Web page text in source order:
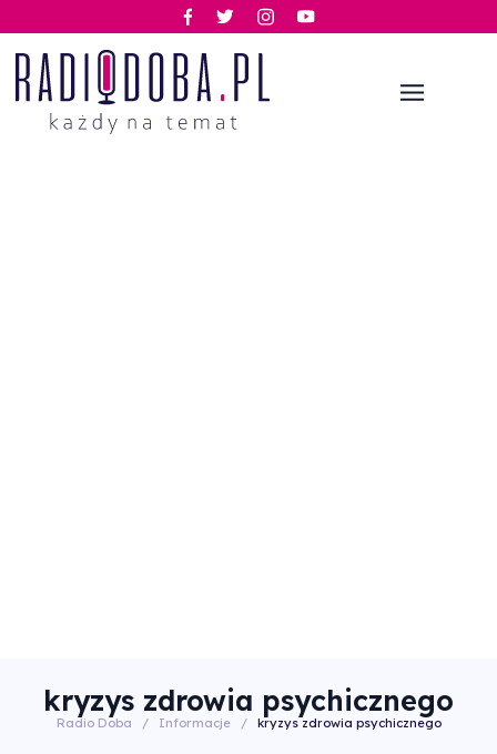
kryzys zdrowia psychicznego
Radio Doba / Informacje / kryzys zdrowia psychicznego